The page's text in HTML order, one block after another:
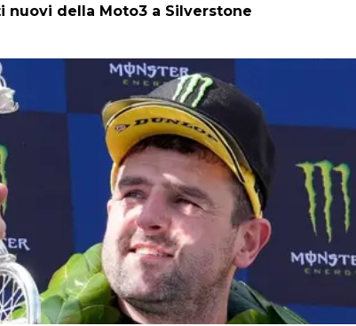
della Moto3 a Silverstone